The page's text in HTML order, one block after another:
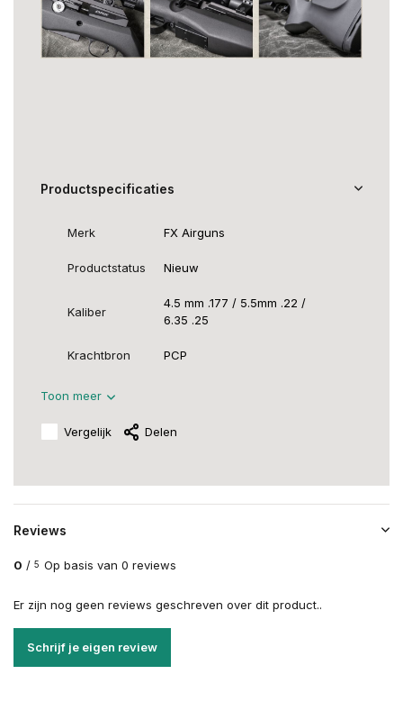
Productspecificaties
Merk FX Airguns
Productstatus Nieuw
Kaliber
4.5 mm .177 / 5.5mm .22 /
6.35 .25
Krachtbron PCP
Toon meer
Vergelijk Delen
Reviews
0 / 5 Op basis van 0 reviews
Er zijn nog geen reviews geschreven over dit product..
Schrijf je eigen review